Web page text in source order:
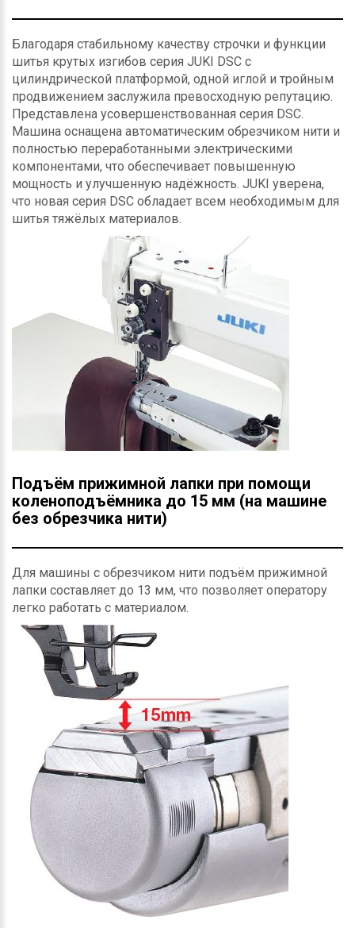
Благодаря стабильному качеству строчки и функции
шитья крутых изгибов серия JUKI DSC с
цилиндрической платформой, одной иглой и тройным
продвижением заслужила превосходную репутацию.
Представлена усовершенствованная серия DSC.
Машина оснащена автоматическим обрезчиком нити и
полностью переработанными электрическими
компонентами, что обеспечивает повышенную
мощность и улучшенную надёжность. JUKI уверена,
что новая серия DSC обладает всем необходимым для
шитья тяжёлых материалов.
Подъём прижимной лапки при помощи
коленоподъёмника до 15 мм (на машине
без обрезчика нити)
Для машины с обрезчиком нити подъём прижимной
лапки составляет до 13 мм, что позволяет оператору
легко работать с материалом.